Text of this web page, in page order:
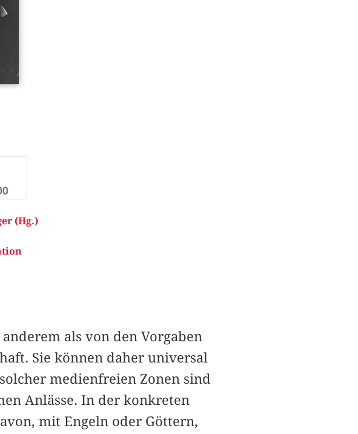
(Hg.)
als von den Vorgaben
Sie können daher universal
medienfreien Zonen sind
Anlässe. In der konkreten
mit Engeln oder Göttern,